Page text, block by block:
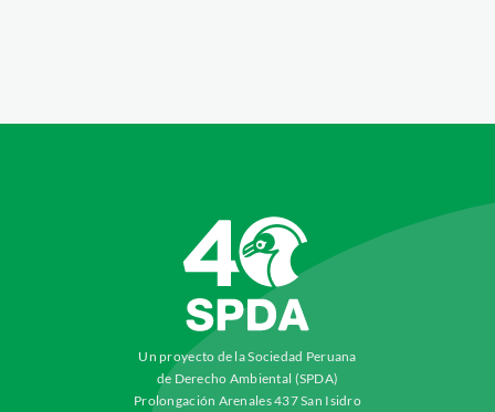
Un proyecto de la Sociedad Peruana
de Derecho Ambiental (SPDA)
Prolongación Arenales 437 San Isidro